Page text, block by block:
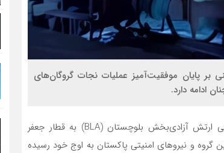
پایان موفقیت‌آمیز عملیات نجات گروگان‌های
ادامه دارد.
، در پی حمله گروه شورشی ارتش آزادی‌بخش بلوچستان (BLA) به قطار جعفر
گروه و نیروهای امنیتی پاکستان به اوج خود رسیده